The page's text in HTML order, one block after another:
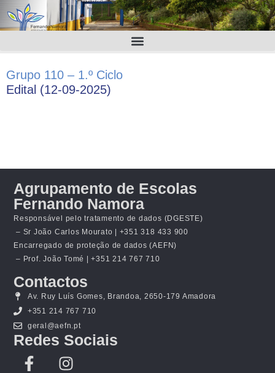
Grupo 110 – 1.º Ciclo
Edital (12-09-2025)
Agrupamento de Escolas
Fernando Namora
Responsável pelo tratamento de dados (DGESTE)
– Sr João Carlos Mourato | +351 318 433 900
Encarregado de proteção de dados (AEFN)
– Prof. João Tomé | +351 214 767 710
Contactos
Av. Ruy Luís Gomes, Brandoa, 2650-179 Amadora
+351 214 767 710
geral@aefn.pt
Redes Sociais